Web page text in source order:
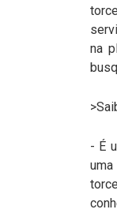
na
- É